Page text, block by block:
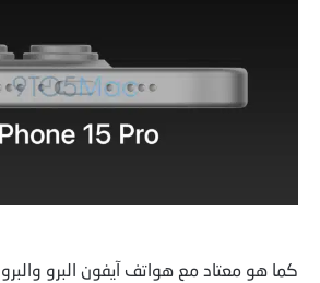
كما هو معتاد مع هواتف آيفون البرو